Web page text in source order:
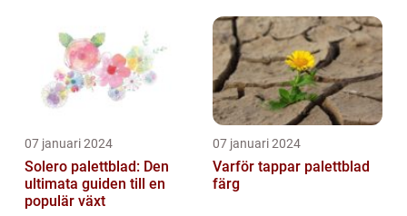
07 januari 2024
Solero palettblad: Den
ultimata guiden till en
populär växt
07 januari 2024
Varför tappar palettblad
färg